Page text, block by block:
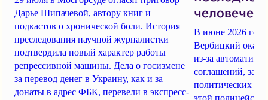
Дарье Шипачевой, автору книг и
подкастов о хронической боли. История
преследования научной журналистки
подтвердила новый характер работы
репрессивной машины. Дела о госизмене
за перевод денег в Украину, как и за
донаты в адрес ФБК, перевели в экспресс-
В июне 2026
Вербицкий
из-за
соглашений,
политических
этой